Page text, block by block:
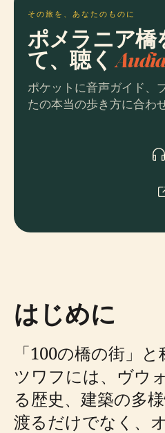
その旅を、あなたのものに
ポメラニア橋
て、聴く
ポケットに音声ガイド、
たの本当の歩き方に合わ
はじめに
「100の橋の街」
ツワフには、ヴウ
る歴史、建築の多
渡るだけでなく、